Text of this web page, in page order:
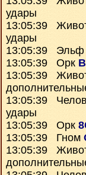
удары
13:05:39
удары
13:05:39 Эльф
13:05:39 Орк
13:05:39
13:05:39
удары
13:05:39 Орк
13:05:39 Гном
13:05:39